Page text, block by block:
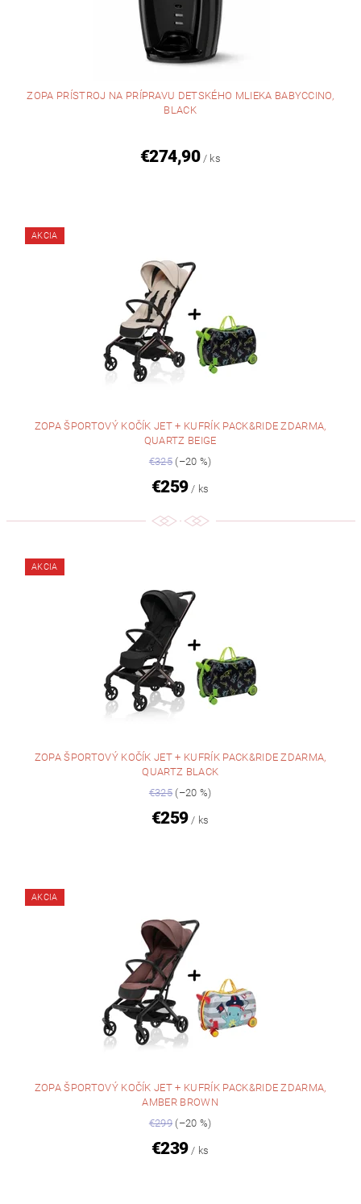
ZOPA PRÍSTROJ NA PRÍPRAVU DETSKÉHO MLIEKA BABYCCINO,
BLACK
€274,90 / ks
AKCIA
ZOPA ŠPORTOVÝ KOČÍK JET + KUFRÍK PACK&RIDE ZDARMA,
QUARTZ BEIGE
€325 (–20 %)
€259 / ks
AKCIA
ZOPA ŠPORTOVÝ KOČÍK JET + KUFRÍK PACK&RIDE ZDARMA,
QUARTZ BLACK
€325 (–20 %)
€259 / ks
AKCIA
ZOPA ŠPORTOVÝ KOČÍK JET + KUFRÍK PACK&RIDE ZDARMA,
AMBER BROWN
€299 (–20 %)
€239 / ks